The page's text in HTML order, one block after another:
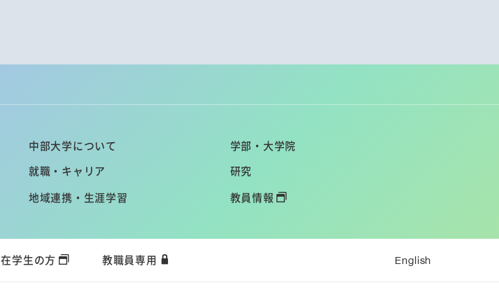
中部大学について 学部・大学院
就職・キャリア 研究
地域連携・生涯学習 教員情報
在学生の方 教職員専用 English